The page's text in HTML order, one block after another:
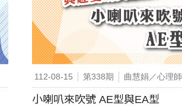
112-08-15 第338期 曲慧娟／心理師
小喇叭來吹號 AE型與EA型